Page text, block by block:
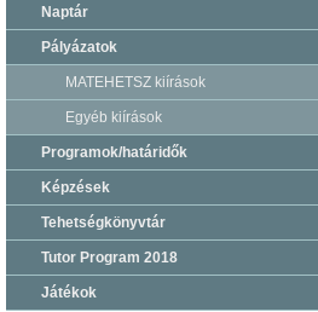
Naptár
Pályázatok
MATEHETSZ kiírások
Egyéb kiírások
Programok/határidők
Képzések
Tehetségkönyvtár
Tutor Program 2018
Játékok